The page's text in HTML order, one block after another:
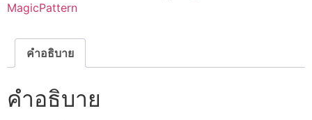
MagicPattern
คำอธิบาย
คำอธิบาย